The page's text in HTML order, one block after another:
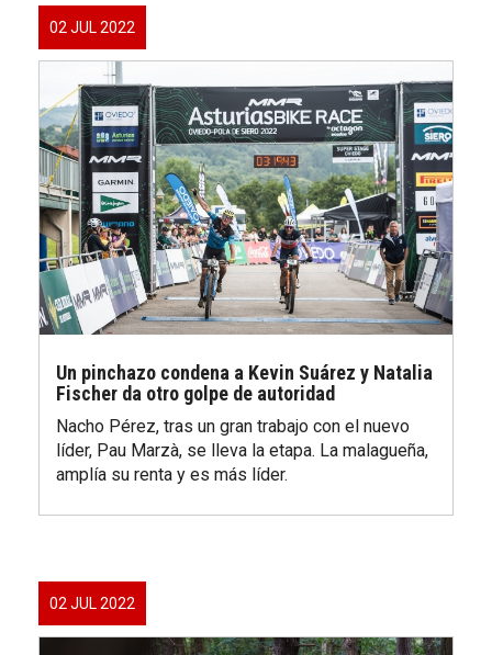
02 JUL 2022
Un pinchazo condena a Kevin Suárez y Natalia
Fischer da otro golpe de autoridad
Nacho Pérez, tras un gran trabajo con el nuevo
líder, Pau Marzà, se lleva la etapa. La malagueña,
amplía su renta y es más líder.
02 JUL 2022